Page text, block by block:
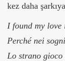
kez daha
I found my
Perché nei
Lo strano gioco